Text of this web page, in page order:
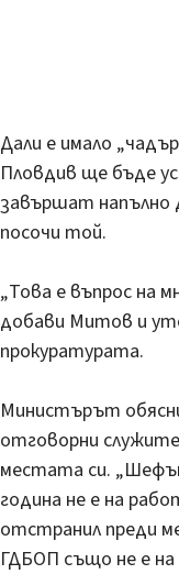
Дали е имало
Пловдив ще бъде
завършат
посочи той.
„Това е въпрос на
добави Митов и
прокуратурата.
Министърът
отговорни
местата си.
година не е на
отстранил преди
ГДБОП също не е